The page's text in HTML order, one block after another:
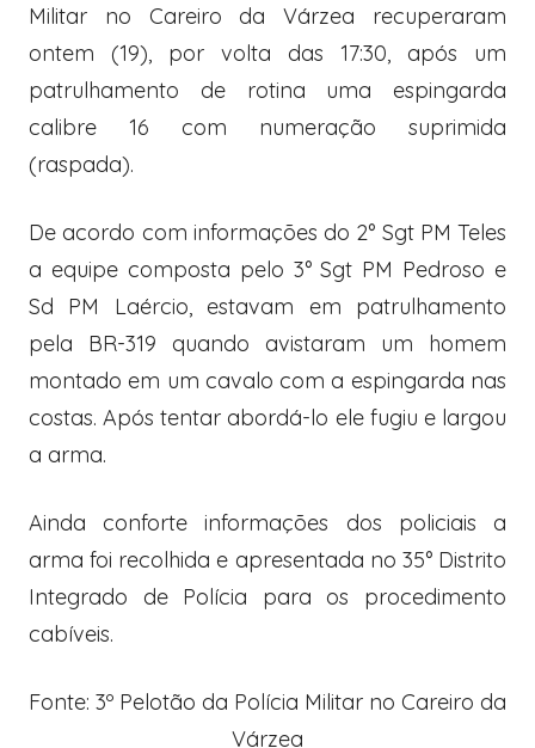
Militar no Careiro da Várzea recuperaram
ontem (19), por volta das 17:30, após um
patrulhamento de rotina uma espingarda
calibre 16 com numeração suprimida
(raspada).
De acordo com informações do 2° Sgt PM Teles
a equipe composta pelo 3° Sgt PM Pedroso e
Sd PM Laércio, estavam em patrulhamento
pela BR-319 quando avistaram um homem
montado em um cavalo com a espingarda nas
costas. Após tentar abordá-lo ele fugiu e largou
a arma.
Ainda conforte informações dos policiais a
arma foi recolhida e apresentada no 35° Distrito
Integrado de Polícia para os procedimento
cabíveis.
Fonte: 3º Pelotão da Polícia Militar no Careiro da
Várzea